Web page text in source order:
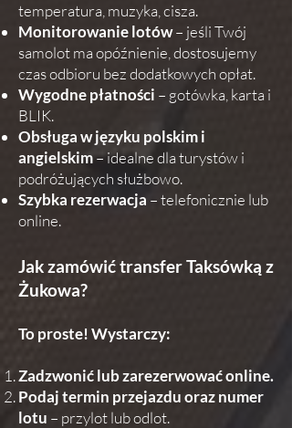
temperatura, muzyka, cisza.
Monitorowanie lotów– jeśli Twój
samolot ma opóźnienie, dostosujemy
czas odbioru bez dodatkowych opłat.
Wygodne płatności – gotówka, karta i
BLIK.
Obsługa w języku polskim i
angielskim– idealne dla turystów i
podróżujących służbowo.
Szybka rezerwacja – telefonicznie lub
online.
Jak zamówić transfer Taksówką z
Żukowa?
To proste! Wystarczy:
Zadzwonić lub zarezerwować online.
Podaj termin przejazdu oraz numer
lotu – przylot lub odlot.